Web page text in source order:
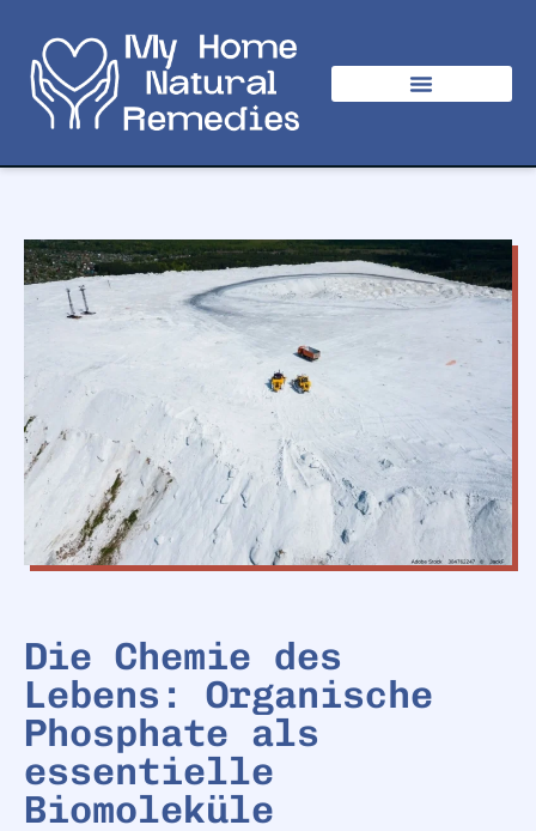
Die Chemie des
Lebens: Organische
Phosphate als
essentielle
Biomoleküle